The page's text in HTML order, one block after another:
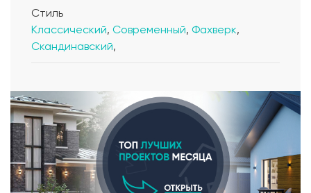
Стиль
Классический, Современный, Фахверк,
Скандинавский,